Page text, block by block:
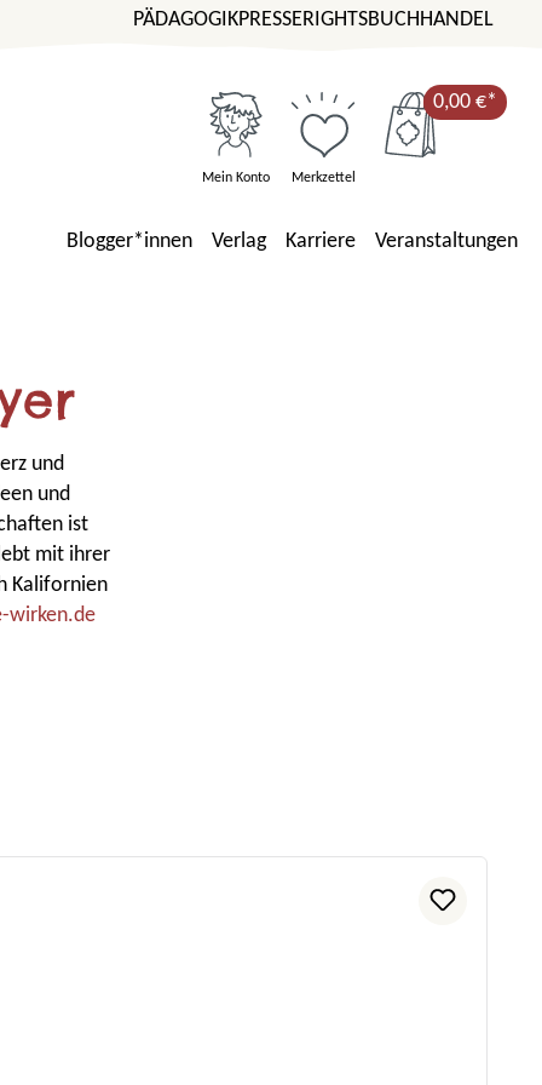
PÄDAGOGIKPRESSERIGHTSBUCHHANDEL
Mein Konto Merkzettel
0,00 €*
Blogger*innen Verlag Karriere Veranstaltungen
und
und
ist
mit ihrer
Kalifornien
wirken.de